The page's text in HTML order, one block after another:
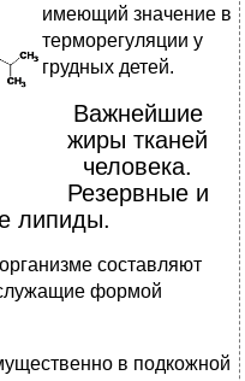
имеющий значение в
терморегуляции у
грудных детей.
Важнейшие
жиры тканей
человека.
Резервные и
липиды.
составляют
формой
в подкожной